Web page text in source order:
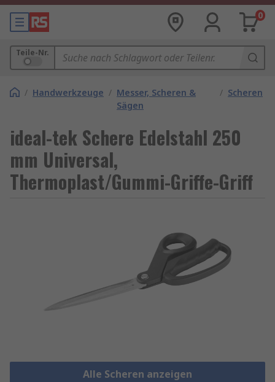
0
Teile-Nr.
/ Handwerkzeuge / Messer, Scheren &
Sägen
/ Scheren
ideal-tek Schere Edelstahl 250
mm Universal,
Thermoplast/Gummi-Griffe-Griff
Alle Scheren anzeigen